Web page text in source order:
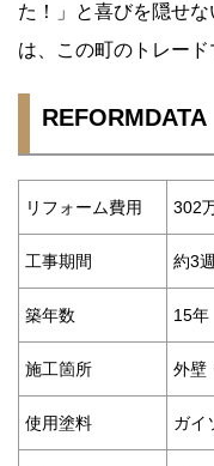
た！」と喜びを隠せ
は、この町のトレード
REFORMDATA
リフォーム費用 302
工事期間 約3
築年数 15年
施工箇所 外壁
使用塗料 ガイ